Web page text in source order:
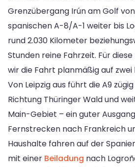
Grenzübergang Irún am Golf
spanischen A-8/A-1 weiter bis
rund 2.030 Kilometer
Stunden reine Fahrzeit. Für
wir die Fahrt planmäßig auf zwei
Von Leipzig aus führt die A9
Richtung Thüringer Wald und
Main-Gebiet – ein guter
Fernstrecken nach Frankreich
Haushalte fahren auf der
mit einer Beiladung nach